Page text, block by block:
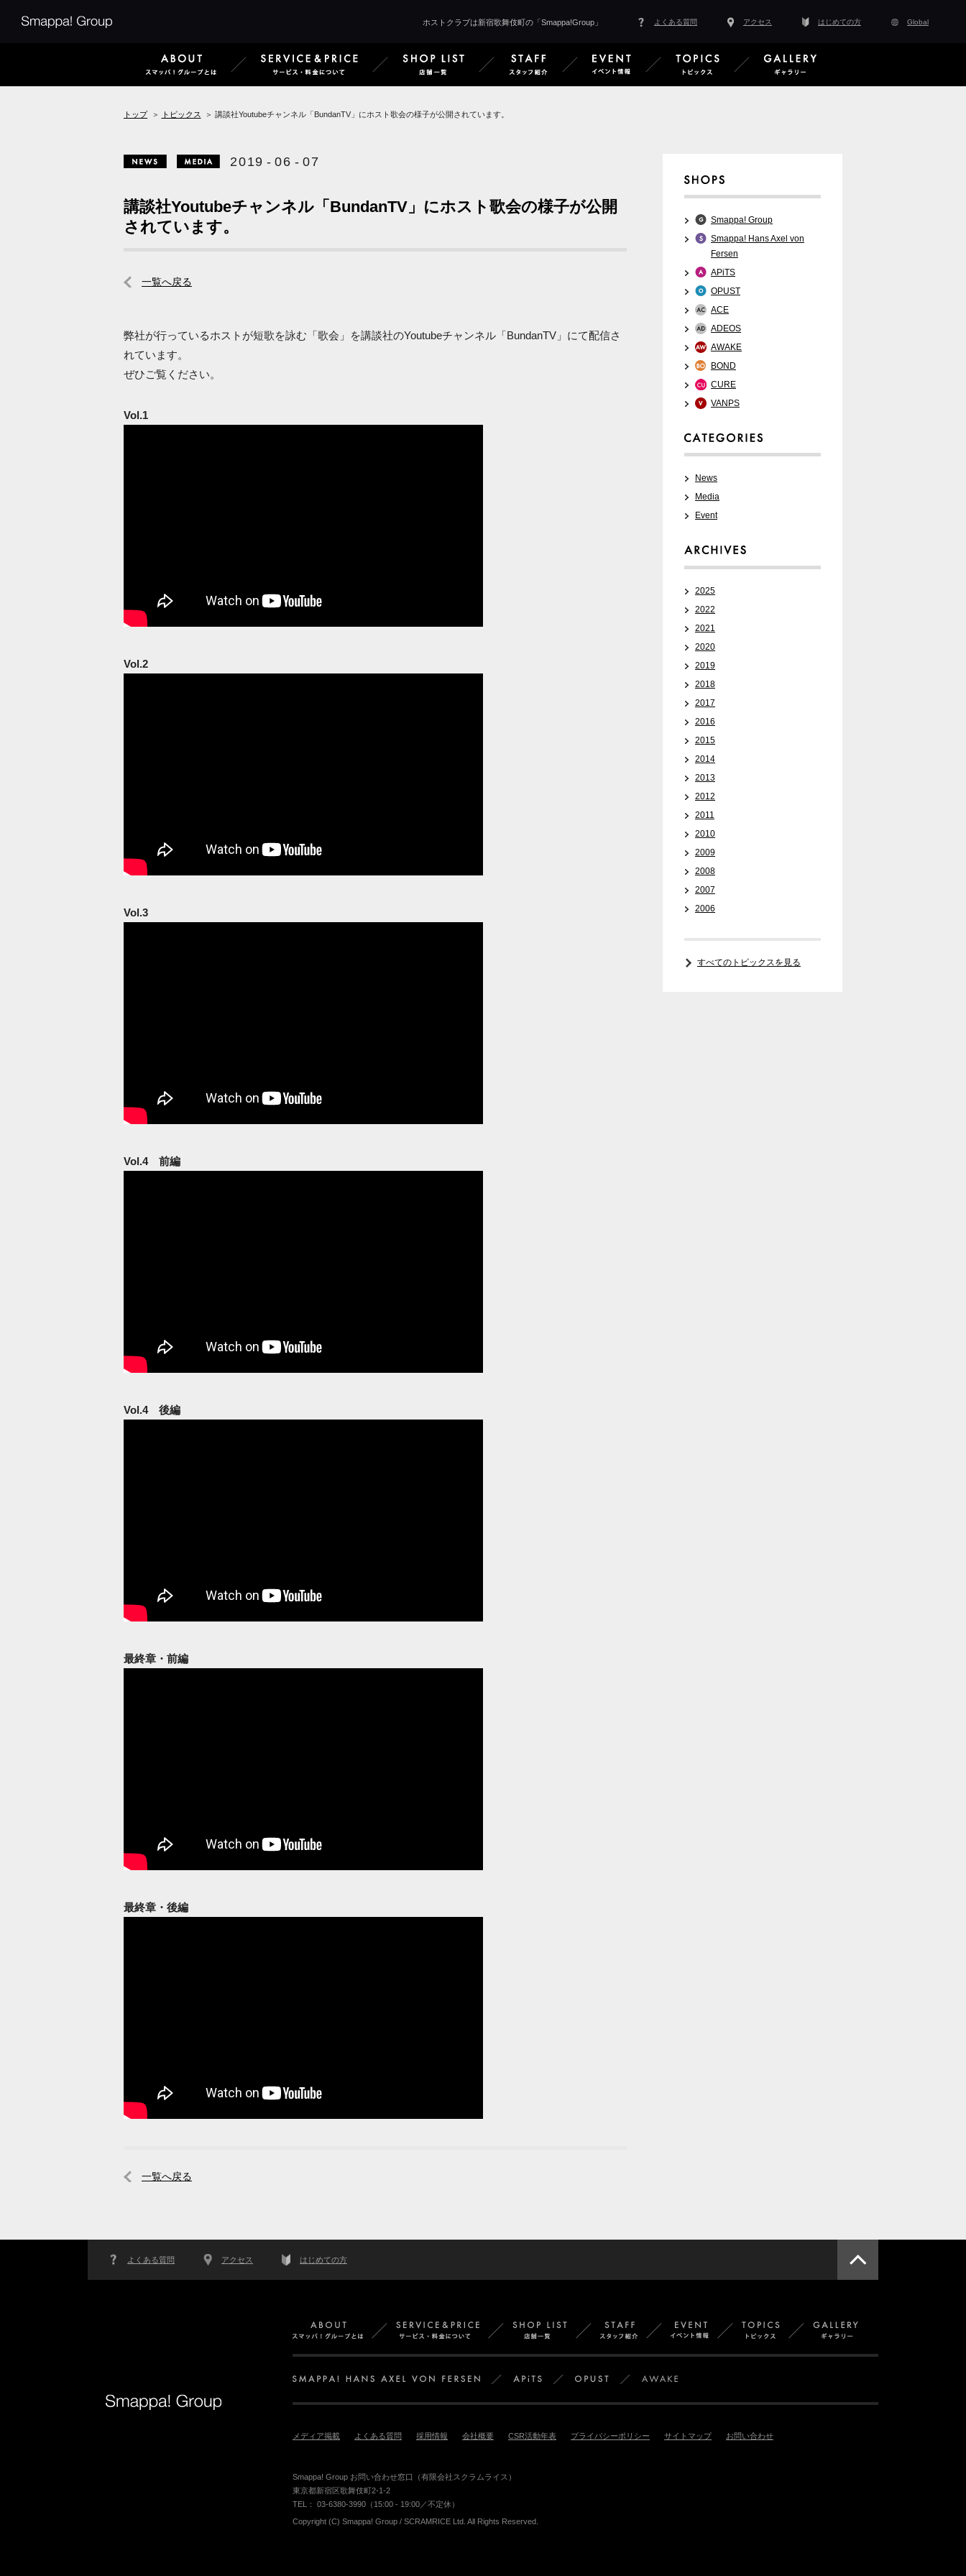
よくある質問 アクセス はじめての方 Global
ホストクラブは新宿歌舞伎町の「Smappa!Group」
ABOUT Smappa!Groupとは SERVICE & PRICE サービス＆料金
SHOP LIST 店舗一覧STAFF スタッフ紹介EVENT イベント情報TOPICS トピックス
トップ ＞ トピックス ＞ 講談社Youtubeチャンネル「BundanTV」にホスト歌会の様子が公開されています。
News Media
2019 - 06 - 07
講談社Youtubeチャンネル「BundanTV」にホスト歌会の様子が公開
されています。
一覧へ戻る
弊社が行っているホストが短歌を詠む「歌会」を講談社のYoutubeチャンネル「BundanTV」にて配信さ
れています。
ぜひご覧ください。
Vol.1
Vol.2
Vol.3
Vol.4 前編
Vol.4 後編
最終章・前編
最終章・後編
一覧へ戻る
Smappa! Group
Smappa! Hans Axel von
Fersen
APiTS
OPUST
ACE
ADEOS
AWAKE
BOND
CURE
VANPS
News
Media
Event
2025
2022
2021
2020
2019
2018
2017
2016
2015
2014
2013
2012
2011
2010
2009
2008
2007
2006
すべてのトピックスを見る
よくある質問 アクセス はじめての方
Smappa!Group
Smappa!Groupとは サービス＆料金店舗一覧 スタッフ紹介 イベント トピックス
SMAPPA! HANS AXEL VON FERSEN
APiTS OPUST
メディア掲載 よくある質問 採用情報 会社概要 CSR活動年表 プライバシーポリシー サイトマップ お問い合わせ
Smappa! Group お問い合わせ窓口（有限会社スクラムライス）
東京都新宿区歌舞伎町2-1-2
TEL： 03-6380-3990（15:00 - 19:00／不定休）
Copyright (C) Smappa! Group / SCRAMRICE Ltd. All Rights Reserved.